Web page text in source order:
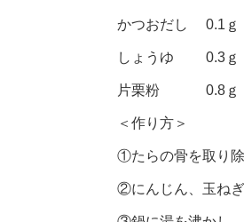
かつおだし 0.1ｇ
しょうゆ 0.3ｇ
片栗粉 0.8ｇ
＜作り方＞
①たらの骨を取り除
②にんじん、玉ねぎ